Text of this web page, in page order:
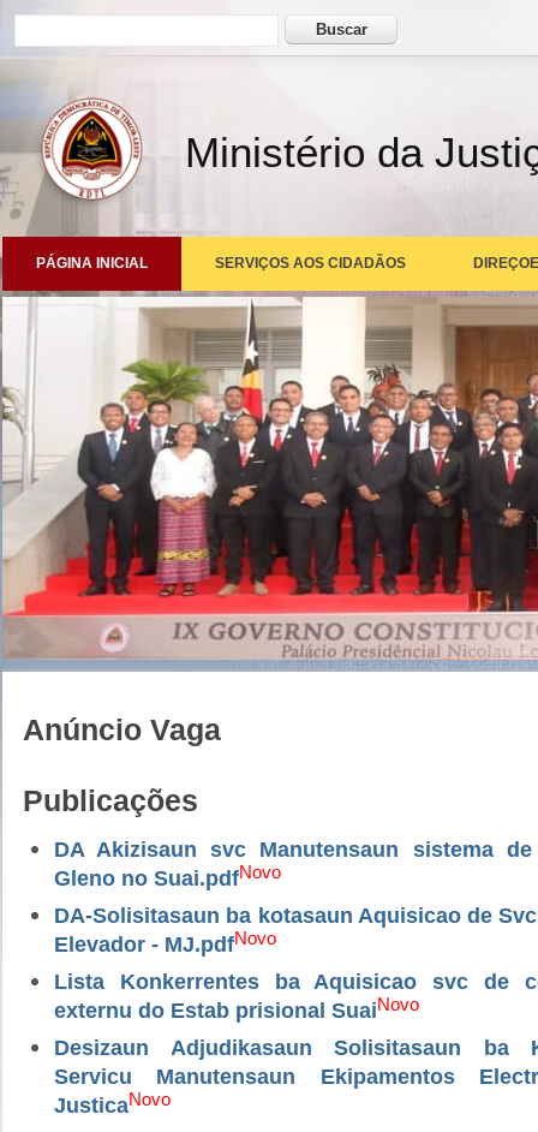
Formulário de busca Buscar
Ministério da
PÁGINA INICIAL SERVIÇOS AOS CIDADÃOS
Anúncio Vaga
Publicações
DA Akizisaun svc Manutensaun sistema
Gleno no Suai.pdfNovo
DA-Solisitasaun ba kotasaun Aquisicao de
Elevador - MJ.pdfNovo
Lista Konkerrentes ba Aquisicao svc de
externu do Estab prisional SuaiNovo
Desizaun Adjudikasaun Solisitasaun ba
Servicu Manutensaun Ekipamentos
JusticaNovo